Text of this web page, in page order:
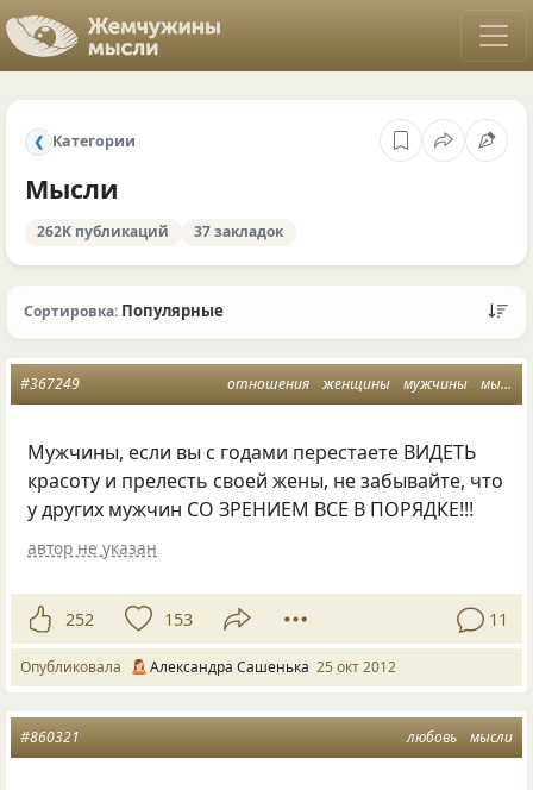
❮ Категории
Мысли
262K публикаций 37 закладок
Сортировка: Популярные
отношения женщины мужчины мысли
#367249
Мужчины, если вы с годами перестаете ВИДЕТЬ
красоту и прелесть своей жены, не забывайте, что
у других мужчин СО ЗРЕНИЕМ ВСЕ В ПОРЯДКЕ!!!
автор не указан
252 153 11
Опубликовала Александра Сашенька 25 окт 2012
любовь мысли
#860321